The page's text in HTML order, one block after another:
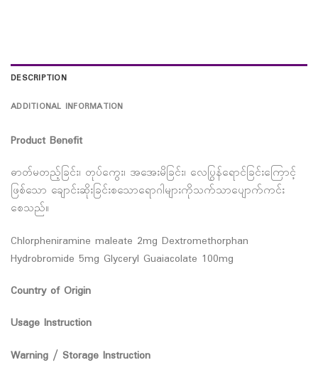
DESCRIPTION
ADDITIONAL INFORMATION
Product Benefit
ဓာတ်မတည့်ခြင်း၊ တုပ်ကွေး၊ အအေးမိခြင်း၊ လေပြွန်ရောင်ခြင်းကြောင့်
ဖြစ်သော ချောင်းဆိုးခြင်းစသောရောဂါများကိုသက်သာပျောက်ကင်း
စေသည်။
Chlorpheniramine maleate 2mg Dextromethorphan
Hydrobromide 5mg Glyceryl Guaiacolate 100mg
Country of Origin
Usage Instruction
Warning / Storage Instruction